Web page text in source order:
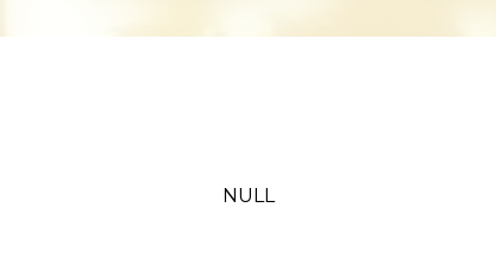
NULL